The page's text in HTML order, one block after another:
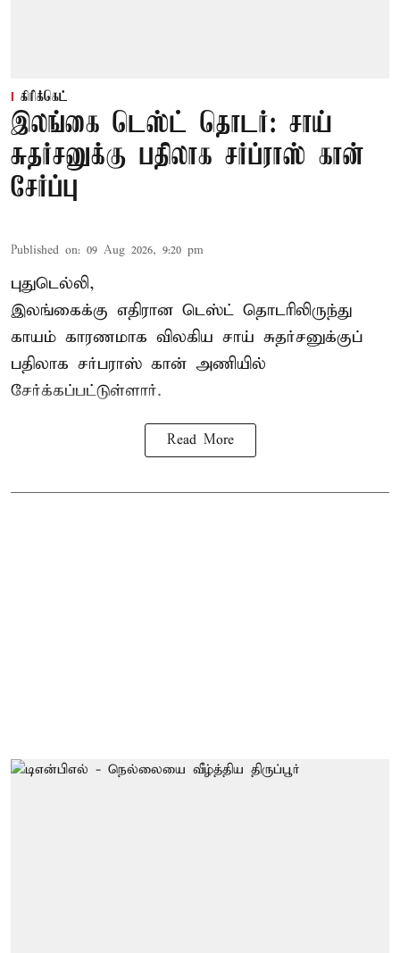
கிரிக்கெட்
இலங்கை டெஸ்ட் தொடர்: சாய்
சுதர்சனுக்கு பதிலாக சர்ப்ராஸ் கான்
சேர்ப்பு
Published on: 09 Aug 2026, 9:20 pm
புதுடெல்லி,
இலங்கைக்கு எதிரான டெஸ்ட் தொடரிலிருந்து
காயம் காரணமாக விலகிய சாய் சுதர்சனுக்குப்
பதிலாக சர்பராஸ் கான் அணியில்
சேர்க்கப்பட்டுள்ளார்.
Read More